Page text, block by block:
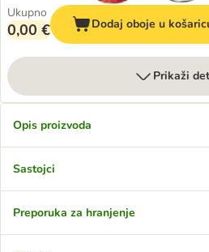
Ukupno
0,00 € Dodaj oboje u
Prikaži
Opis proizvoda
Sastojci
Preporuka za hranjenje